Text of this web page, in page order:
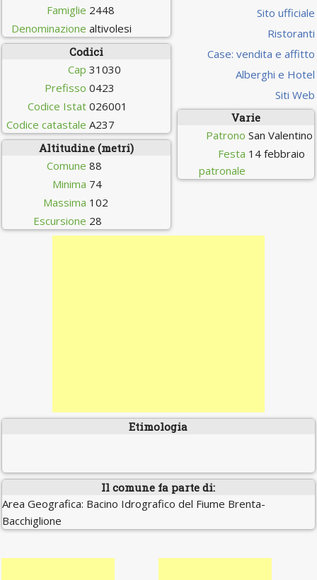
Famiglie 2448
Denominazione altivolesi
Codici
Cap 31030
Prefisso 0423
Codice Istat 026001
Codice catastale A237
Altitudine (metri)
Comune 88
Minima 74
Massima 102
Escursione 28
Sito ufficiale
Ristoranti
Case: vendita e affitto
Alberghi e Hotel
Siti Web
Varie
Patrono San Valentino
Festa
patronale
14 febbraio
Etimologia
Il comune fa parte di:
Area Geografica: Bacino Idrografico del Fiume Brenta-
Bacchiglione